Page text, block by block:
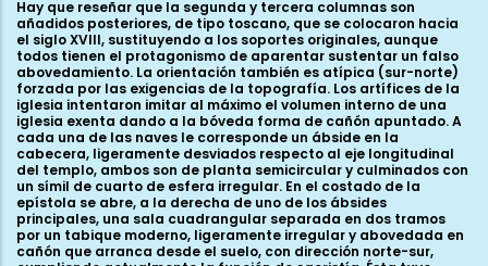
Hay que reseñar que la segunda y tercera columnas son
añadidos posteriores, de tipo toscano, que se colocaron hacia
el siglo XVIII, sustituyendo a los soportes originales, aunque
todos tienen el protagonismo de aparentar sustentar un falso
abovedamiento. La orientación también es atípica (sur-norte)
forzada por las exigencias de la topografía. Los artífices de la
iglesia intentaron imitar al máximo el volumen interno de una
iglesia exenta dando a la bóveda forma de cañón apuntado. A
cada una de las naves le corresponde un ábside en la
cabecera, ligeramente desviados respecto al eje longitudinal
del templo, ambos son de planta semicircular y culminados con
un símil de cuarto de esfera irregular. En el costado de la
epístola se abre, a la derecha de uno de los ábsides
principales, una sala cuadrangular separada en dos tramos
por un tabique moderno, ligeramente irregular y abovedada en
cañón que arranca desde el suelo, con dirección norte-sur,